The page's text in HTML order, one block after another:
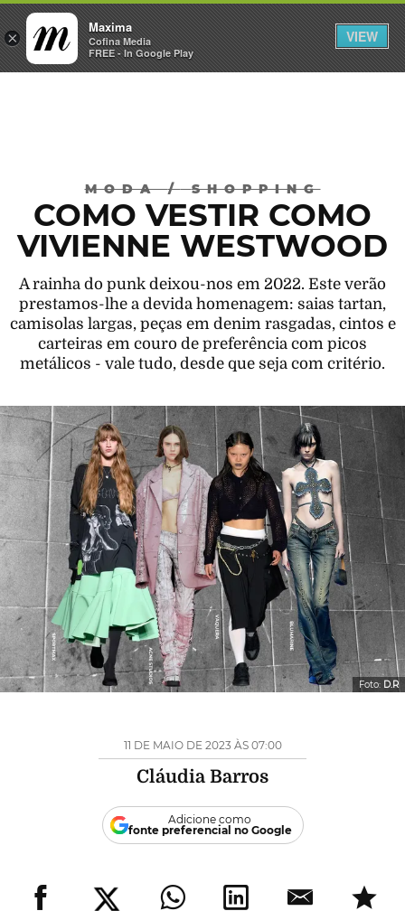
×
Maxima
Cofina Media
FREE - In Google Play
VIEW
INICIAR SESSÃO
MODA/ SHOPPING
COMO VESTIR COMO
VIVIENNE WESTWOOD
A rainha do punk deixou-nos em 2022. Este verão
prestamos-lhe a devida homenagem: saias tartan,
camisolas largas, peças em denim rasgadas, cintos e
carteiras em couro de preferência com picos
metálicos - vale tudo, desde que seja com critério.
Foto: D.R
11 DE MAIO DE 2023 ÀS 07:00
Cláudia Barros
Adicione como
fonte preferencial no Google